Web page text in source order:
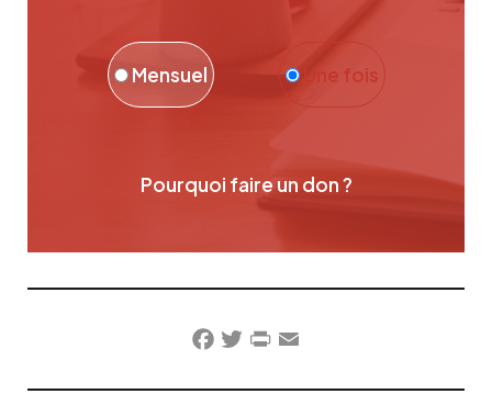
Une fois
Mensuel
Pourquoi faire un don ?
Facebook
TwitterPrintFriendly
Email